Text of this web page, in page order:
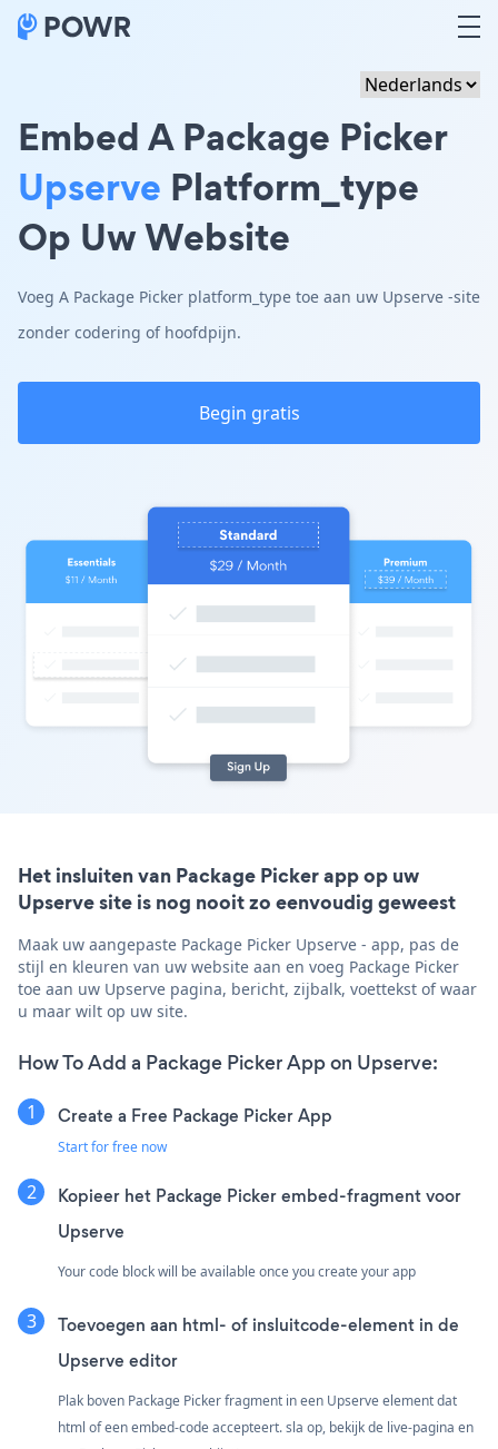
Embed A Package Picker
Upserve Platform_type
Op Uw Website
Voeg A Package Picker platform_type toe aan uw Upserve -site
zonder codering of hoofdpijn.
Begin gratis
Het insluiten van Package Picker app op uw
Upserve site is nog nooit zo eenvoudig geweest
Maak uw aangepaste Package Picker Upserve - app, pas de
stijl en kleuren van uw website aan en voeg Package Picker
toe aan uw Upserve pagina, bericht, zijbalk, voettekst of waar
u maar wilt op uw site.
How To Add a Package Picker App on Upserve:
Create a Free Package Picker App
Start for free now
Kopieer het Package Picker embed-fragment voor
Upserve
Your code block will be available once you create your app
Toevoegen aan html- of insluitcode-element in de
Upserve editor
Plak boven Package Picker fragment in een Upserve element dat
html of een embed-code accepteert. sla op, bekijk de live-pagina en